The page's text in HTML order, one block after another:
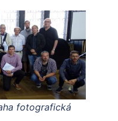
fotografická